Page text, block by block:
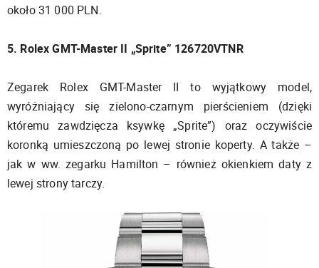
około 31 000 PLN.
5. Rolex GMT-Master II „Sprite” 126720VTNR
Zegarek Rolex GMT-Master II to wyjątkowy model,
wyróżniający się zielono-czarnym pierścieniem (dzięki
któremu zawdzięcza ksywkę „Sprite”) oraz oczywiście
koronką umieszczoną po lewej stronie koperty. A także –
jak w ww. zegarku Hamilton – również okienkiem daty z
lewej strony tarczy.